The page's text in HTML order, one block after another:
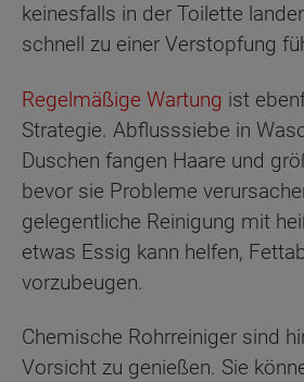
keinesfalls in der Toilette
schnell zu einer Verstopfung
Regelmäßige Wartung ist
Strategie. Abflusssiebe in
Duschen fangen Haare und
bevor sie Probleme
gelegentliche Reinigung mit
etwas Essig kann helfen,
vorzubeugen.
Chemische Rohrreiniger sind
Vorsicht zu genießen. Sie